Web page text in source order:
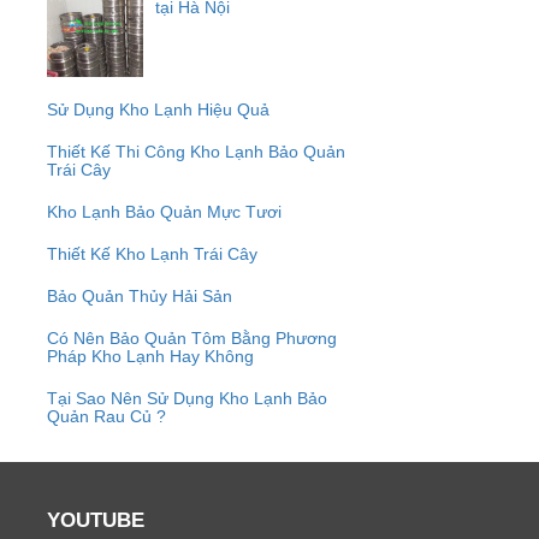
tại Hà Nội
Sử Dụng Kho Lạnh Hiệu Quả
Thiết Kế Thi Công Kho Lạnh Bảo Quản
Trái Cây
Kho Lạnh Bảo Quản Mực Tươi
Thiết Kế Kho Lạnh Trái Cây
Bảo Quản Thủy Hải Sản
Có Nên Bảo Quản Tôm Bằng Phương
Pháp Kho Lạnh Hay Không
Tại Sao Nên Sử Dụng Kho Lạnh Bảo
Quản Rau Củ ?
YOUTUBE